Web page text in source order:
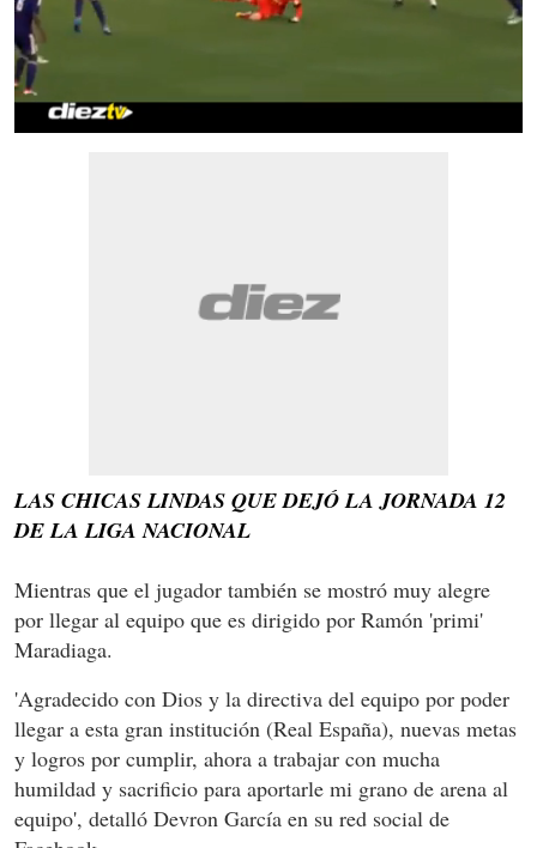
LAS CHICAS LINDAS QUE DEJÓ LA JORNADA 12
DE LA LIGA NACIONAL
Mientras que el jugador también se mostró muy alegre
por llegar al equipo que es dirigido por Ramón 'primi'
Maradiaga.
'Agradecido con Dios y la directiva del equipo por poder
llegar a esta gran institución (Real España), nuevas metas
y logros por cumplir, ahora a trabajar con mucha
humildad y sacrificio para aportarle mi grano de arena al
equipo', detalló Devron García en su red social de